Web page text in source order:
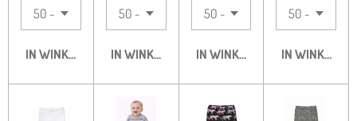
IN WINKELWAGENIN WINKELWAGENIN WINKELWAGEN
IN